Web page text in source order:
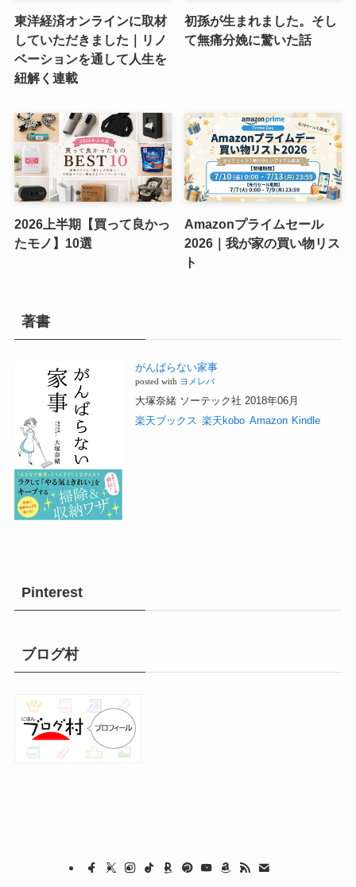
東洋経済オンラインに取材
していただきました｜リノ
ベーションを通して人生を
紐解く連載
初孫が生まれました。そし
て無痛分娩に驚いた話
2026上半期【買って良かっ
たモノ】10選
Amazonプライムセール
2026｜我が家の買い物リス
ト
著書
がんばらない家事
posted with ヨメレバ
大塚奈緒 ソーテック社 2018年06月
楽天ブックス 楽天kobo Amazon Kindle
Pinterest
ブログ村